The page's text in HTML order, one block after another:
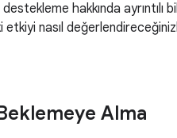
hakkında ayrıntılı
etkiyi nasıl
Alma